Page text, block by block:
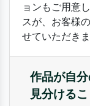
ョンもご用意
スが、お客様
せていただきま
作品が自
見分ける